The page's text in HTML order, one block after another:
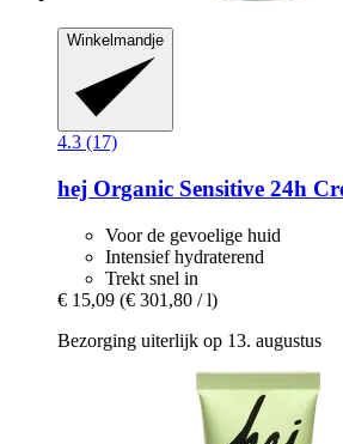
Winkelmandje
4.3 (17)
hej Organic Sensitive 24h
Voor de gevoelige huid
Intensief hydraterend
Trekt snel in
€ 15,09 (€ 301,80 / l)
Bezorging uiterlijk op 13. augustus